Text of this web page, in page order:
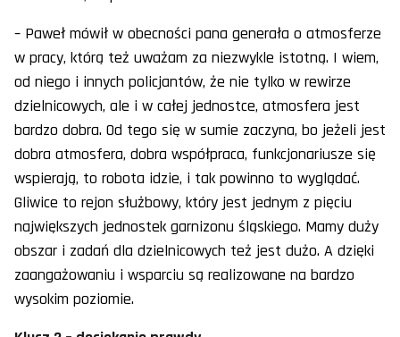
– Paweł mówił w obecności pana generała o atmosferze
w pracy, którą też uważam za niezwykle istotną. I wiem,
od niego i innych policjantów, że nie tylko w rewirze
dzielnicowych, ale i w całej jednostce, atmosfera jest
bardzo dobra. Od tego się w sumie zaczyna, bo jeżeli jest
dobra atmosfera, dobra współpraca, funkcjonariusze się
wspierają, to robota idzie, i tak powinno to wyglądać.
Gliwice to rejon służbowy, który jest jednym z pięciu
największych jednostek garnizonu śląskiego. Mamy duży
obszar i zadań dla dzielnicowych też jest dużo. A dzięki
zaangażowaniu i wsparciu są realizowane na bardzo
wysokim poziomie.